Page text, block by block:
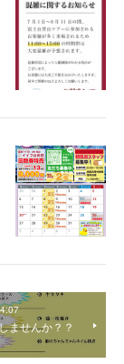
ませんか？？